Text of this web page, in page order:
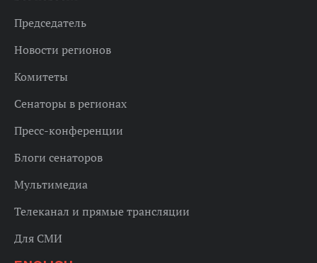
Председатель
Новости регионов
Комитеты
Сенаторы в регионах
Пресс-конференции
Блоги сенаторов
Мультимедиа
Телеканал и прямые трансляции
Для СМИ